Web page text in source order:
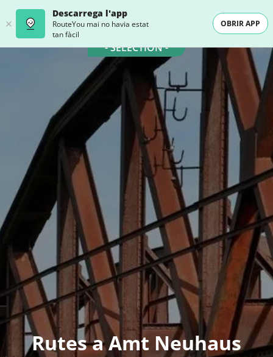
Descarrega l'app
RouteYou mai no havia estat
tan fàcil
OBRIR APP
- SELECTION -
Rutes a Amt Neuhaus